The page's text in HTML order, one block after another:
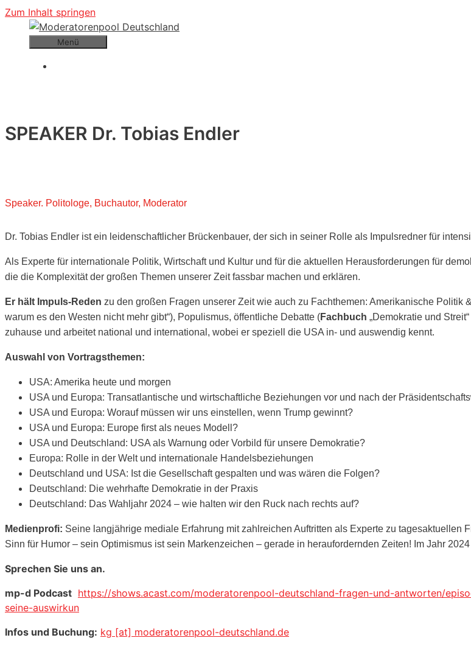
Zum Inhalt springen
Menü
SPEAKER Dr. Tobias Endler
Speaker. Politologe, Buchautor, Moderator
Dr. Tobias Endler ist ein leidenschaftlicher Brückenbauer, der sich in seiner Rolle als Impulsredner für
Als Experte für internationale Politik, Wirtschaft und Kultur und für die aktuellen Herausforderungen für
die die Komplexität der großen Themen unserer Zeit fassbar machen und erklären.
Er hält Impuls-Reden zu den großen Fragen unserer Zeit wie auch zu Fachthemen: Amerikanische Politik
warum es den Westen nicht mehr gibt“), Populismus, öffentliche Debatte (Fachbuch „Demokratie und
zuhause und arbeitet national und international, wobei er speziell die USA in- und auswendig kennt.
Auswahl von Vortragsthemen:
USA: Amerika heute und morgen
USA und Europa: Transatlantische und wirtschaftliche Beziehungen vor und nach der
USA und Europa: Worauf müssen wir uns einstellen, wenn Trump gewinnt?
USA und Europa: Europe first als neues Modell?
USA und Deutschland: USA als Warnung oder Vorbild für unsere Demokratie?
Europa: Rolle in der Welt und internationale Handelsbeziehungen
Deutschland und USA: Ist die Gesellschaft gespalten und was wären die Folgen?
Deutschland: Die wehrhafte Demokratie in der Praxis
Deutschland: Das Wahljahr 2024 – wie halten wir den Ruck nach rechts auf?
Medienprofi: Seine langjährige mediale Erfahrung mit zahlreichen Auftritten als Experte zu tagesaktuellen
Sinn für Humor – sein Optimismus ist sein Markenzeichen – gerade in heraufordernden Zeiten! Im Jahr
Sprechen Sie uns an.
mp-d Podcast https://shows.acast.com/moderatorenpool-deutschland-fragen-und-antworten/
seine-auswirkun
Infos und Buchung: kg [at] moderatorenpool-deutschland.de